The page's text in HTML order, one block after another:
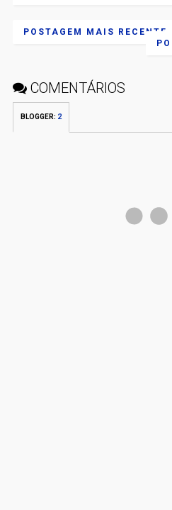
POSTAGEM MAIS RECENTE
COMENTÁRIOS
BLOGGER: 2